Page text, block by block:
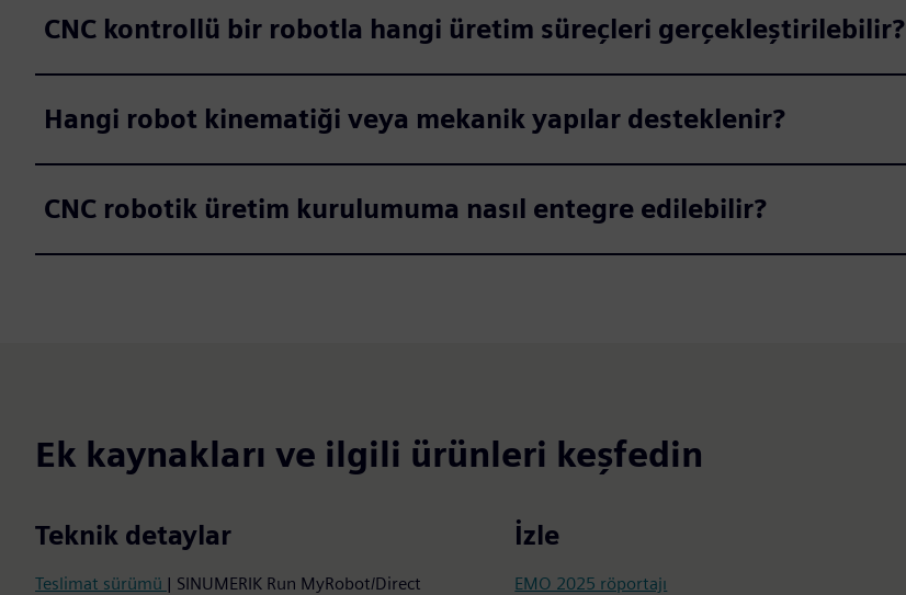
CNC kontrollü bir robotla hangi üretim süreçleri gerçekleştirilebilir?
Hangi robot kinematiği veya mekanik yapılar desteklenir?
CNC robotik üretim kurulumuma nasıl entegre edilebilir?
Ek kaynakları ve ilgili ürünleri keşfedin
Teknik detaylar
Teslimat sürümü | SINUMERIK Run MyRobot/Direct
İzle
EMO 2025 röportajı